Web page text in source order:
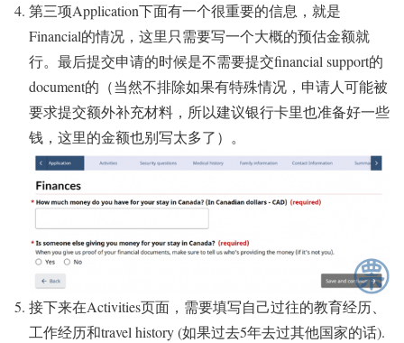
第三项Application下面有一个很重要的信息，就是
Financial的情况，这里只需要写一个大概的预估金额就
行。最后提交申请的时候是不需要提交financial support的
document的（当然不排除如果有特殊情况，申请人可能被
要求提交额外补充材料，所以建议银行卡里也准备好一些
钱，这里的金额也别写太多了）。
接下来在Activities页面，需要填写自己过往的教育经历、
工作经历和travel history (如果过去5年去过其他国家的话).